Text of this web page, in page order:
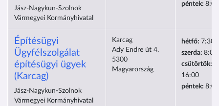
Jász-Nagykun-Szolnok
Vármegyei Kormányhivatal
péntek:
Építésügyi
Ügyfélszolgálat
építésügyi ügyek
(Karcag)
Jász-Nagykun-Szolnok
Vármegyei Kormányhivatal
Karcag
Ady Endre út 4.
5300
Magyarország
hétfő: 7:30-
szerda:
csütörtök:
16:00
péntek: